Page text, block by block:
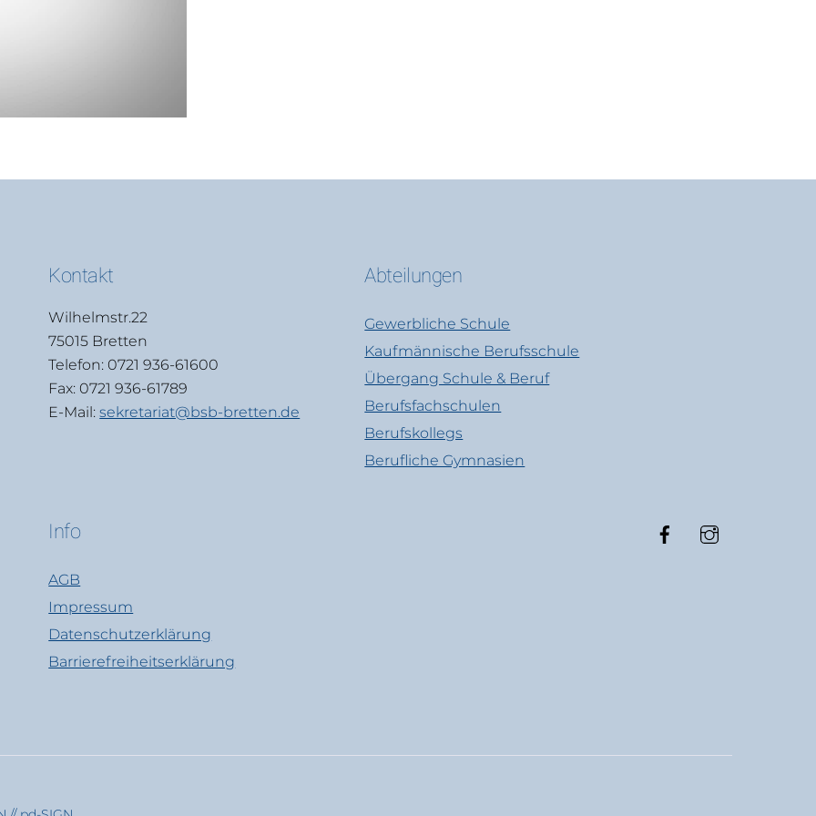
Kontakt
Wilhelmstr.22
75015 Bretten
Telefon: 0721 936-61600
Fax: 0721 936-61789
E-Mail: sekretariat@bsb-bretten.de
Abteilungen
Gewerbliche Schule
Kaufmännische Berufsschule
Übergang Schule & Beruf
Berufsfachschulen
Berufskollegs
Berufliche Gymnasien
Info
AGB
Impressum
Datenschutzerklärung
Barrierefreiheitserklärung
Facebook